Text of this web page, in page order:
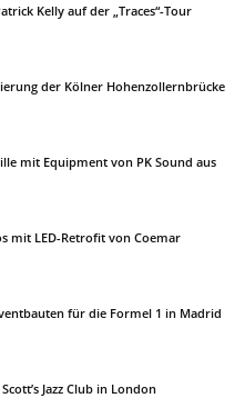
Kelly auf der „Traces“-Tour
der Kölner Hohenzollernbrücke
mit Equipment von PK Sound aus
mit LED-Retrofit von Coemar
für die Formel 1 in Madrid
Jazz Club in London